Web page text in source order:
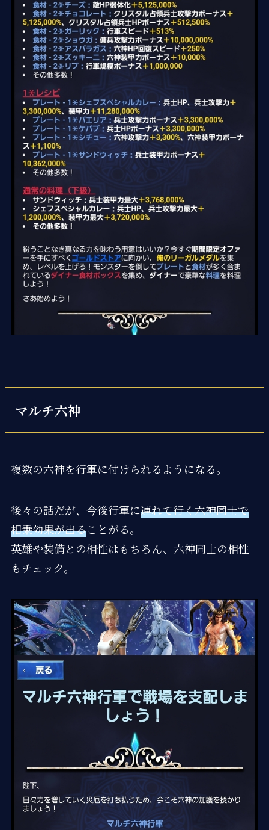
マルチ六神
複数の六神を行軍に付けられるようになる。
後々の話だが、今後行軍に連れて行く六神同士で
相乗効果が出ることがる。
英雄や装備との相性はもちろん、六神同士の相性
もチェック。